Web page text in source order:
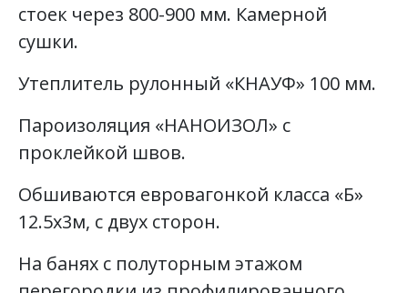
стоек через 800-900 мм. Камерной
сушки.
Утеплитель рулонный «КНАУФ» 100 мм.
Пароизоляция «НАНОИЗОЛ» с
проклейкой швов.
Обшиваются евровагонкой класса «Б»
12.5х3м, с двух сторон.
На банях с полуторным этажом